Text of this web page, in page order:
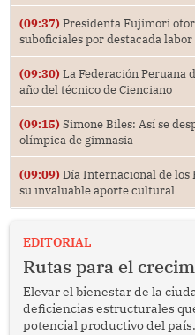
(09:37) Presidenta Fujimori
suboficiales por destacada labor
(09:30) La Federación Peruana
año del técnico de Cienciano
(09:15) Simone Biles: Así se
olímpica de gimnasia
(09:09) Día Internacional de los
su invaluable aporte cultural
EDITORIAL
Rutas para el
Elevar el bienestar de la
deficiencias estructurales
potencial productivo del país.